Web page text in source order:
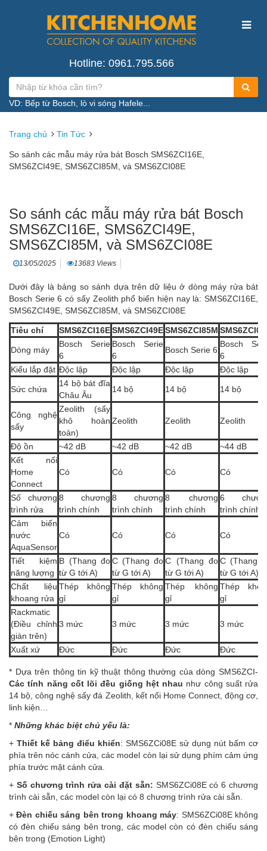
Hotline: 0961.795.566
VD: Bếp từ Bosch, lò vi sóng Hafele...
Trang chủ Tin Tức
So sánh các mẫu máy rửa bát Bosch SMS6ZCI16E,
SMS6ZCI49E, SMS6ZCI85M, và SMS6ZCI08E
So sánh các mẫu máy rửa bát Bosch
SMS6ZCI16E, SMS6ZCI49E,
SMS6ZCI85M, và SMS6ZCI08E
13/05/2025 13683 Views
Dưới đây là bảng so sánh dựa trên dữ liệu ở dòng máy rửa bát
Bosch Serie 6 có sấy Zeolith phổ biến hiện nay là: SMS6ZCI16E,
SMS6ZCI49E, SMS6ZCI85M, và SMS6ZCI08E
Tiêu chí SMS6ZCI16ESMS6ZCI49ESMS6ZCI85M
Dòng máy
Bosch Serie
6
Bosch Serie
6
Bosch Serie 6
Bosch
6
Kiểu lắp đặt Độc lập Độc lập Độc lập Độc lập
Sức chứa
14 bộ bát đĩa
Châu Âu
14 bộ 14 bộ 14 bộ
Công nghệ
sấy
Zeolith (sấy
khô hoàn
toàn)
Zeolith Zeolith Zeolith
Độ ồn ~42 dB ~42 dB ~42 dB
~44 dB
Kết nối
Home
Connect
Có Có Có Có
Số chương
trình rửa
8 chương
trình chính
8 chương
trình chính
8 chương
trình chính
6
trình chính
Cảm biến
nước
AquaSensor
Có Có Có Có
Tiết kiệm
năng lượng
B (Thang đo
từ G tới A)
C (Thang đo
từ G tới A)
C (Thang đo
từ G tới A)
C (Thang
từ G tới A)
Chất liệu
khoang rửa
Thép không
gỉ
Thép không
gỉ
Thép không
gỉ
Thép
gỉ
Rackmatic
(Điều chỉnh
giàn trên)
3 mức 3 mức 3 mức 3 mức
Xuất xứ Đức Đức Đức Đức
* Dựa trên thông tin kỹ thuật thông thường của dòng SMS6ZCI-
Các tính năng cốt lõi đều giống hệt nhau như công suất rửa
14 bộ, công nghệ sấy đá Zeolith, kết nối Home Connect, động cơ,
linh kiện…
* Những khác biệt chủ yếu là:
+ Thiết kế bảng điểu khiển: SMS6ZCi08E sử dụng nút bấm cơ
phía trên nóc cánh cửa, các model còn lại sử dụng phím cảm ứng
phía trước mặt cánh cửa.
+ Số chương trình rửa cài đặt sẵn: SMS6ZCi08E có 6 chương
trình cài sẵn, các model còn lại có 8 chương trình rửa cài sẵn.
+Đèn chiếu sáng bên trong khoang máy: SMS6ZCi08E không
có đèn chiếu sáng bên trong, các model còn có đèn chiếu sáng
bên trong (Emotion Light)